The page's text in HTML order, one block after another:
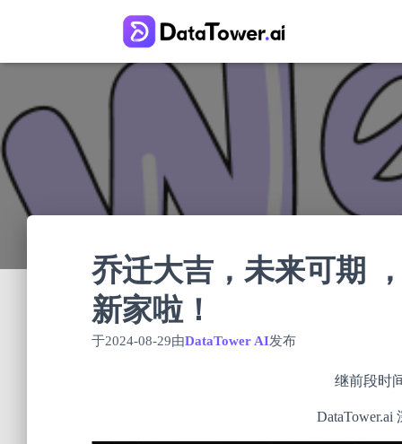
乔迁大吉，未来可期
新家啦！
于2024-08-29由DataTower AI发布
继前段时